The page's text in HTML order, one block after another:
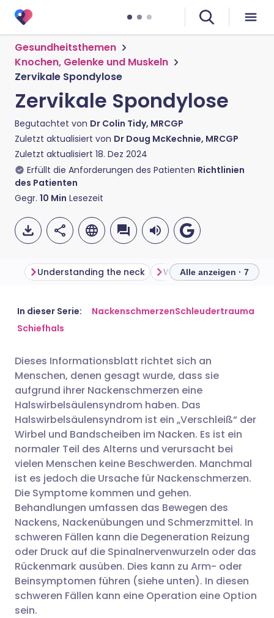
Gesundheitsthemen
Knochen, Gelenke und Muskeln
Zervikale Spondylose
Zervikale Spondylose
Begutachtet von Dr Colin Tidy, MRCGP
Zuletzt aktualisiert von Dr Doug McKechnie, MRCGP
Zuletzt aktualisiert 18. Dez 2024
Erfüllt die Anforderungen des Patienten Richtlinien
des Patienten
Gegr. 10 Min Lesezeit
Per E-Mail teilen
Teilen über LinkedIn
Teilen über X
Teilen über WhatsApp
Link kopieren
🇬🇧 English 🇩🇪 Deutsch
🇮🇹 Italiano 🇵🇹
🇮🇳 हिन्दी 🇮🇱 עברית
🇸🇦 عربي 🇸🇪 Svenska
Understanding the neck What is cervical
Alle anzeigen · 7
In dieser Serie: NackenschmerzenSchleudertrauma
Schiefhals
Dieses Informationsblatt richtet sich an
Menschen, denen gesagt wurde, dass sie
aufgrund ihrer Nackenschmerzen eine
Halswirbelsäulensyndrom haben. Das
Halswirbelsäulensyndrom ist ein „Verschleiß“ der
Wirbel und Bandscheiben im Nacken. Es ist ein
normaler Teil des Alterns und verursacht bei
vielen Menschen keine Beschwerden. Manchmal
ist es jedoch die Ursache für Nackenschmerzen.
Die Symptome kommen und gehen.
Behandlungen umfassen das Bewegen des
Nackens, Nackenübungen und Schmerzmittel. In
schweren Fällen kann die Degeneration Reizung
oder Druck auf die Spinalnervenwurzeln oder das
Rückenmark ausüben. Dies kann zu Arm- oder
Beinsymptomen führen (siehe unten). In diesen
schweren Fällen kann eine Operation eine Option
sein.